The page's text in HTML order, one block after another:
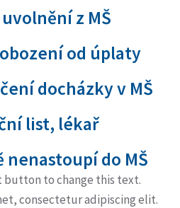
z MŠ
od úplaty
docházky v MŠ
list, lékař
do MŠ
button to change this text.
consectetur adipiscing elit.